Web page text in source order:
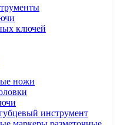
ключей
ножи
инструмент